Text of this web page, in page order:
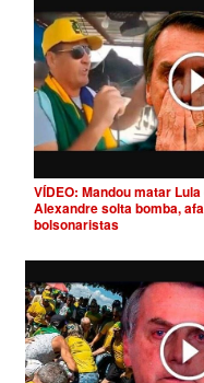
VÍDEO: Mandou matar
Alexandre solta bomba,
bolsonaristas